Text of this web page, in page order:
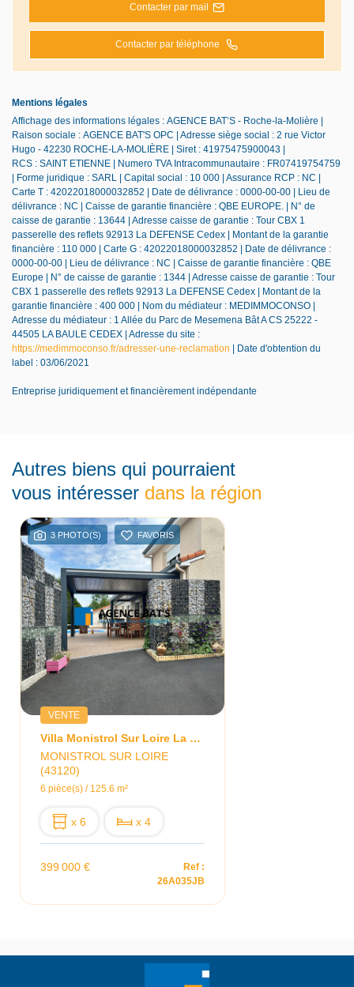
Contacter par mail
Contacter par téléphone
Mentions légales
Affichage des informations légales : AGENCE BAT’S - Roche-la-Molière |
Raison sociale : AGENCE BAT'S OPC | Adresse siège social : 2 rue Victor
Hugo - 42230 ROCHE-LA-MOLIÈRE | Siret : 41975475900043 |
RCS : SAINT ETIENNE | Numero TVA Intracommunautaire : FR07419754759
| Forme juridique : SARL | Capital social : 10 000 | Assurance RCP : NC |
Carte T : 42022018000032852 | Date de délivrance : 0000-00-00 | Lieu de
délivrance : NC | Caisse de garantie financière : QBE EUROPE. | N° de
caisse de garantie : 13644 | Adresse caisse de garantie : Tour CBX 1
passerelle des reflets 92913 La DEFENSE Cedex | Montant de la garantie
financière : 110 000 | Carte G : 42022018000032852 | Date de délivrance :
0000-00-00 | Lieu de délivrance : NC | Caisse de garantie financière : QBE
Europe | N° de caisse de garantie : 1344 | Adresse caisse de garantie : Tour
CBX 1 passerelle des reflets 92913 La DEFENSE Cedex | Montant de la
garantie financière : 400 000 | Nom du médiateur : MEDIMMOCONSO |
Adresse du médiateur : 1 Allée du Parc de Mesemena Bât A CS 25222 -
44505 LA BAULE CEDEX | Adresse du site :
https://medimmoconso.fr/adresser-une-reclamation | Date d'obtention du
label : 03/06/2021
Entreprise juridiquement et financièrement indépendante
Autres biens qui pourraient
vous intéresser dans la région
3 PHOTO(S) FAVORIS
VENTE
Villa Monistrol Sur Loire La Rivoire
MONISTROL SUR LOIRE
(43120)
6 pièce(s) / 125.6 m²
x 6 x 4
399 000 €
Ref :
26A035JB